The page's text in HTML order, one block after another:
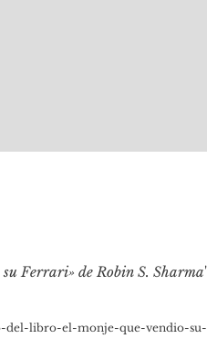
Ferrari» de Robin S. Sharma
del-libro-el-monje-que-vendio-